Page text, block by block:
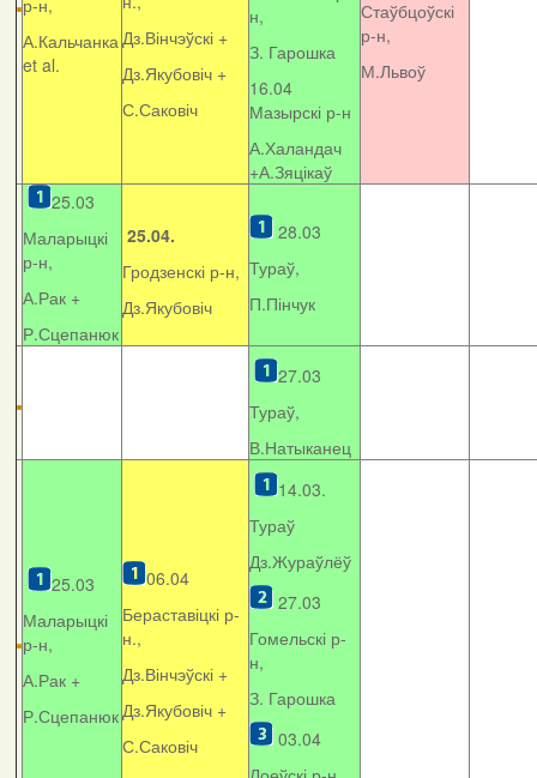
р-н,
А.Кальчанка
et al.
Дз.Вінчэўскі +
Дз.Якубовіч +
С.Саковіч
н,
З. Гарошка
16.04
Мазырскі р-н
А.Халандач
+А.Зяцікаў
Стаўбцоўскі
р-н,
М.Львоў
25.03
Маларыцкі
р-н,
А.Рак +
Р.Сцепанюк
25.04.
Гродзенскі р-н,
Дз.Якубовіч
28.03
Тураў,
П.Пінчук
27.03
Тураў,
В.Натыканец
25.03
Маларыцкі
р-н,
А.Рак +
Р.Сцепанюк
06.04
Бераставіцкі р-
н.,
Дз.Вінчэўскі +
Дз.Якубовіч +
С.Саковіч
14.03.
Тураў
Дз.Жураўлёў
27.03
Гомельскі р-
н,
З. Гарошка
03.04